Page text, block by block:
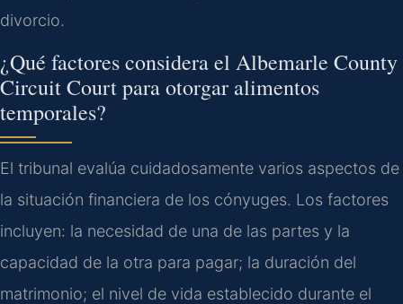
divorcio.
¿Qué factores considera el Albemarle County
Circuit Court para otorgar alimentos
temporales?
El tribunal evalúa cuidadosamente varios aspectos de
la situación financiera de los cónyuges. Los factores
incluyen: la necesidad de una de las partes y la
capacidad de la otra para pagar; la duración del
matrimonio; el nivel de vida establecido durante el